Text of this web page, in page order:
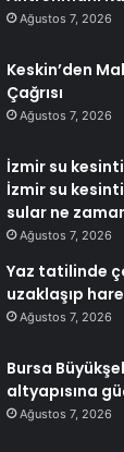
Ağustos 7, 2026
Keskin’den
Çağrısı
Ağustos 7, 2026
İzmir su
İzmir su
sular ne
Ağustos 7, 2026
Yaz tatilinde
uzaklaşıp
Ağustos 7, 2026
Bursa
altyapısına
Ağustos 7, 2026